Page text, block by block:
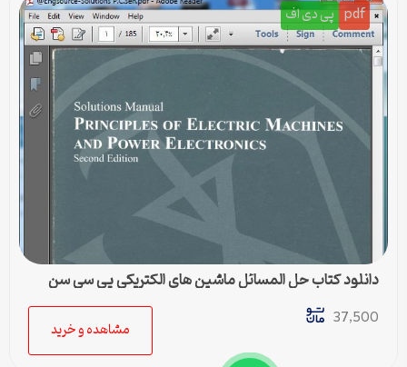
pdf پی دی اف
دانلود کتاب حل المسائل ماشین های الکتریکی پی سی سن
p.c.sen
37,500
مشاهده و خرید